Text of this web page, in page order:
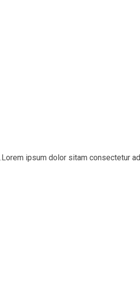
ipsum dolor sitam consectetur